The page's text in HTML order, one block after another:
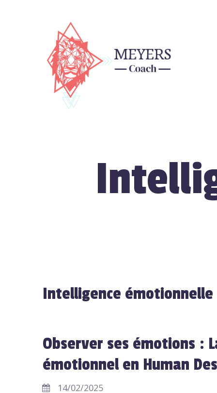
Intelligence émotionnelle
Observer ses émotions :
émotionnel en Human
14/02/2025